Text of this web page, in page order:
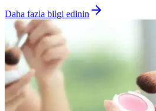
Daha fazla bilgi edinin